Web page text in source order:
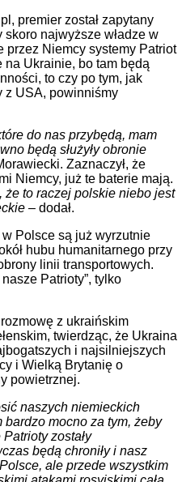
premier został zapytany
najwyższe władze w
przez Niemcy systemy Patriot
Ukrainie, bo tam będą
to czy po tym, jak
z USA, powinniśmy
do nas przybędą, mam
będą służyły obronie
Zaznaczył, że
Niemcy, już te baterie mają.
że to raczej polskie niebo jest
– dodał.
w Polsce są już wyrzutnie
hubu humanitarnego przy
linii transportowych.
Patrioty”, tylko
z ukraińskim
twierdząc, że Ukraina
i najsilniejszych
i Wielką Brytanię o
powietrznej.
naszych niemieckich
bardzo mocno za tym, żeby
zostały
będą chroniły i nasz
ale przede wszystkim